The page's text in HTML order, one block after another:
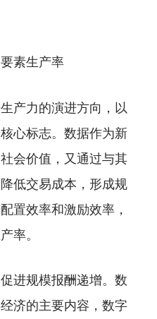
素生产率
力的演进方向，以
心标志。数据作为新
会价值，又通过与其
低交易成本，形成规
置效率和激励效率，
率。
规模报酬递增。数
济的主要内容，数字